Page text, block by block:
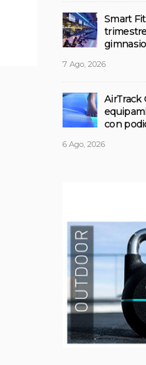
Smart
7 Ago, 2026
AirTrack
con
6 Ago, 2026